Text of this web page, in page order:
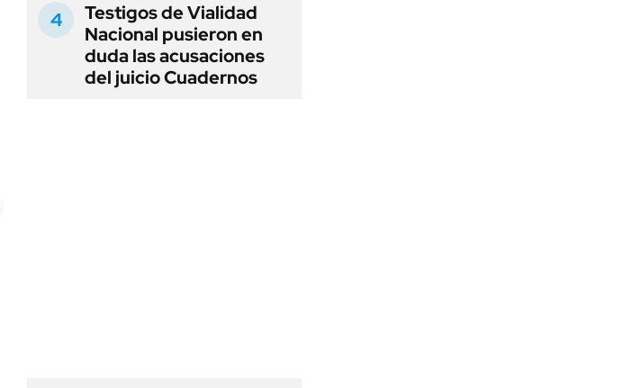
Testigos de Vialidad
Nacional pusieron en
duda las acusaciones
del juicio Cuadernos